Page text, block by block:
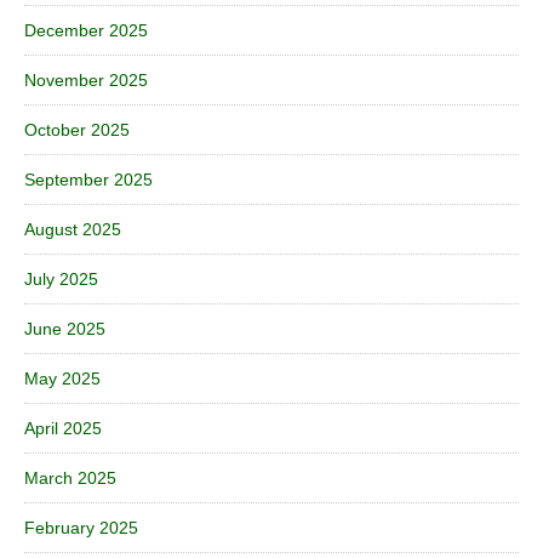
December 2025
November 2025
October 2025
September 2025
August 2025
July 2025
June 2025
May 2025
April 2025
March 2025
February 2025